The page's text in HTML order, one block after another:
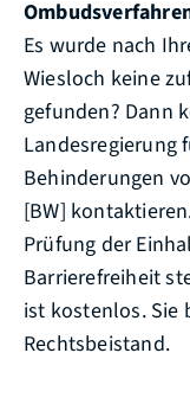
Es wurde nach
Wiesloch keine
gefunden? Dann
Landesregierung
Behinderungen
[BW]
Prüfung der
Barrierefreiheit
ist kostenlos. Sie
Rechtsbeistand.